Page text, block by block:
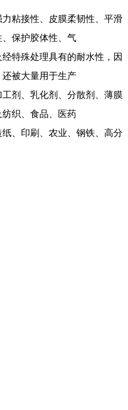
粘接性、皮膜柔韧性、平滑
保护胶体性、气
特殊处理具有的耐水性，因
被大量用于生产
剂、乳化剂、分散剂、薄膜
织、食品、医药
、印刷、农业、钢铁、高分